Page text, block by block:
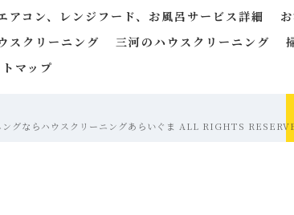
アコン、レンジフード、お風呂サービス詳細
スクリーニング 三河のハウスクリーニング
マップ
グならハウスクリーニングあらいぐま ALL RIGHTS